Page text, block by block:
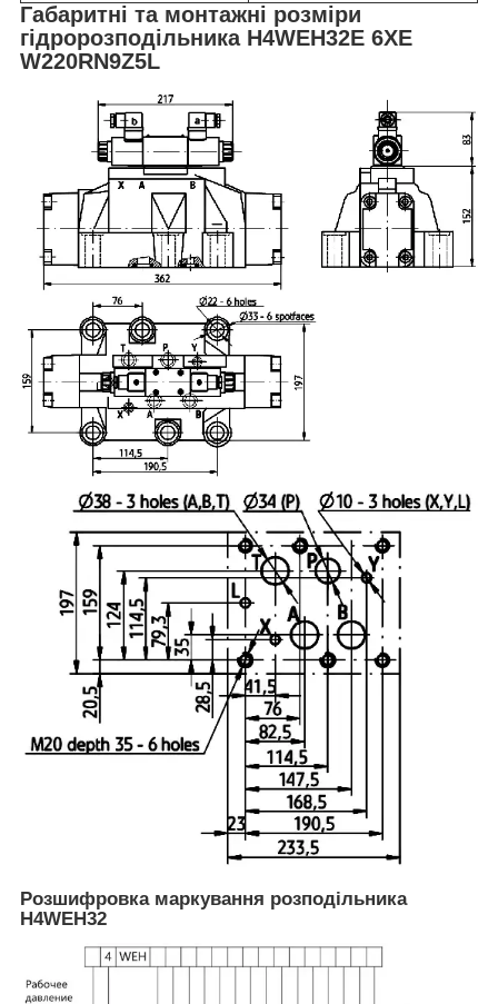
Габаритні та монтажні розміри
гідророзподільника H4WEH32E 6XE
W220RN9Z5L
Розшифровка маркування розподільника
H4WEH32